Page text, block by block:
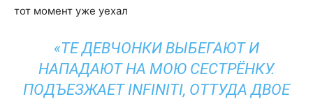
тот момент уже уехал
«ТЕ ДЕВЧОНКИ ВЫБЕГАЮТ И
НАПАДАЮТ НА МОЮ СЕСТРЁНКУ.
ПОДЪЕЗЖАЕТ INFINITI, ОТТУДА ДВОЕ